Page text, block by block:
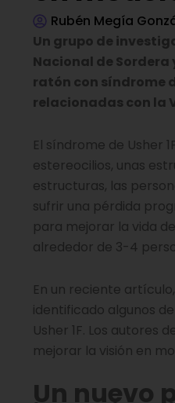
Rubén Megía
Un grupo de
Nacional de Sordera
ratón con síndrome
relacionadas con la
El síndrome de Usher
estereocilios, unas
estructuras, las
sufrir una pérdida
para mejorar la vida
alrededor de 3-4
En un reciente
identificado algunos
Usher 1F. Los
mejorar la visión en
Un nuevo